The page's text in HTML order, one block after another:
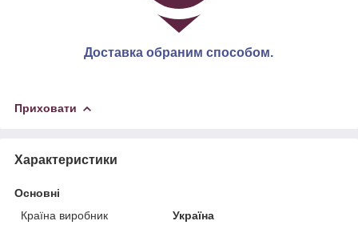
Доставка обраним способом.
Приховати
Характеристики
Основні
Країна виробник
Україна